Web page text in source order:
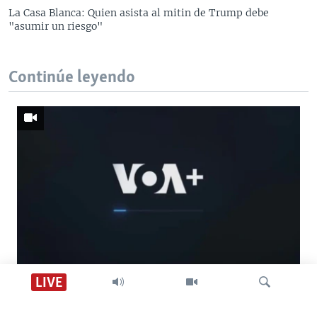
LIVE
La Casa Blanca: Quien asista al mitin de Trump debe
"asumir un riesgo"
Continúe leyendo
Descarga VOA +